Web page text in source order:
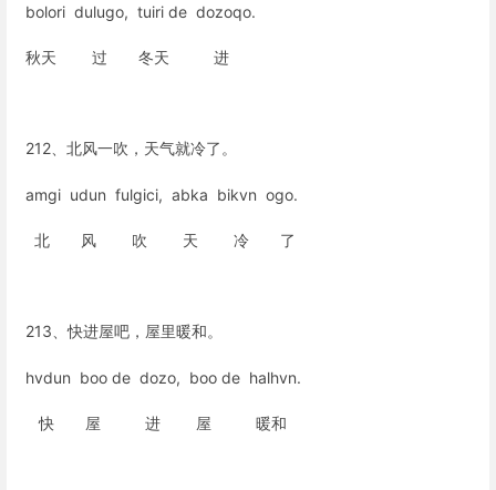
bolori dulugo, tuiri de dozoqo.
秋天 过 冬天 进
212、北风一吹，天气就冷了。
amgi udun fulgici, abka bikvn ogo.
北 风 吹 天 冷 了
213、快进屋吧，屋里暖和。
hvdun boo de dozo, boo de halhvn.
快 屋 进 屋 暖和